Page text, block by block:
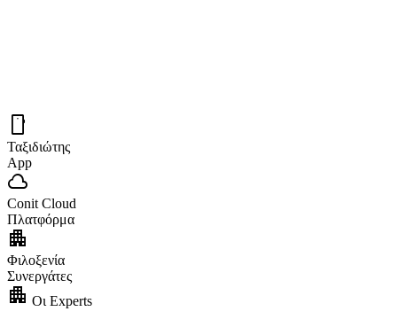
smartphone
Ταξιδιώτης
App
cloud
Conit Cloud
Πλατφόρμα
apartment
Φιλοξενία
Συνεργάτες
apartment Οι Experts